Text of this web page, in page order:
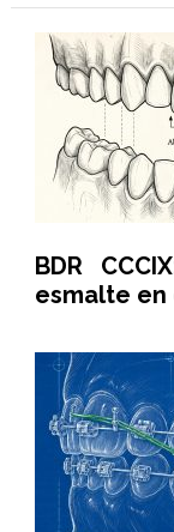
BDR
esmalte